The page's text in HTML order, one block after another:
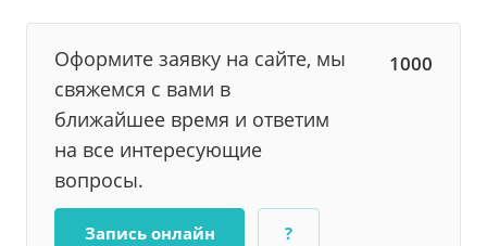
Оформите заявку на сайте, мы
свяжемся с вами в
ближайшее время и ответим
на все интересующие
вопросы.
1000
Запись онлайн ?